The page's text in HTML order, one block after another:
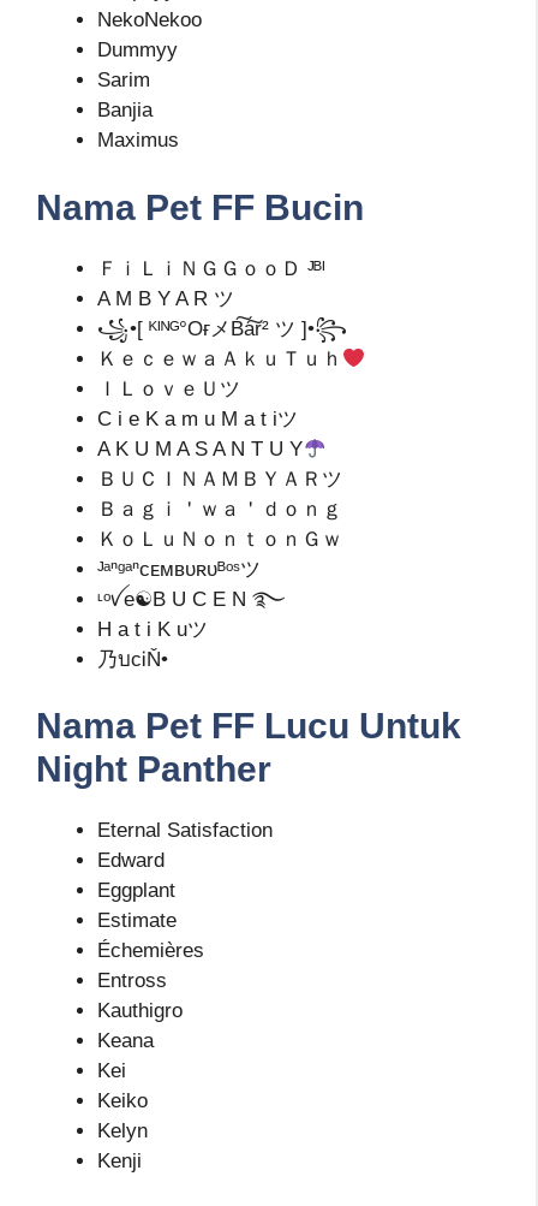
NekoNekoo
Dummyy
Sarim
Banjia
Maximus
Nama Pet FF Bucin
ＦｉＬｉＮＧＧｏｏＤ ᴶᴮᴵ
A M B Y A R ツ
꧁•[ ᴷᴵᴺᴳ°OғメB͠a͠r² ツ ]•꧂
ＫｅｃｅｗａＡｋｕＴｕｈ
ＩＬｏｖｅＵツ
C i e K a m u M a t iツ
A K U M A S A N T U Y
ＢＵＣＩＮＡＭＢＹＡＲツ
Ｂａｇｉ＇ｗａ＇ｄｏｎｇ
ＫｏＬｕＮｏｎｔｏｎＧｗ
ᴶᵃⁿᵍᵃⁿᴄᴇᴍʙᴜʀᴜᴮᵒˢツ
ᶫᵒꪜe☯B U C E N ࿐
H a t i K uツ
乃บcᎥŇ•
Nama Pet FF Lucu Untuk
Night Panther
Eternal Satisfaction
Edward
Eggplant
Estimate
Échemières
Entross
Kauthigro
Keana
Kei
Keiko
Kelyn
Kenji